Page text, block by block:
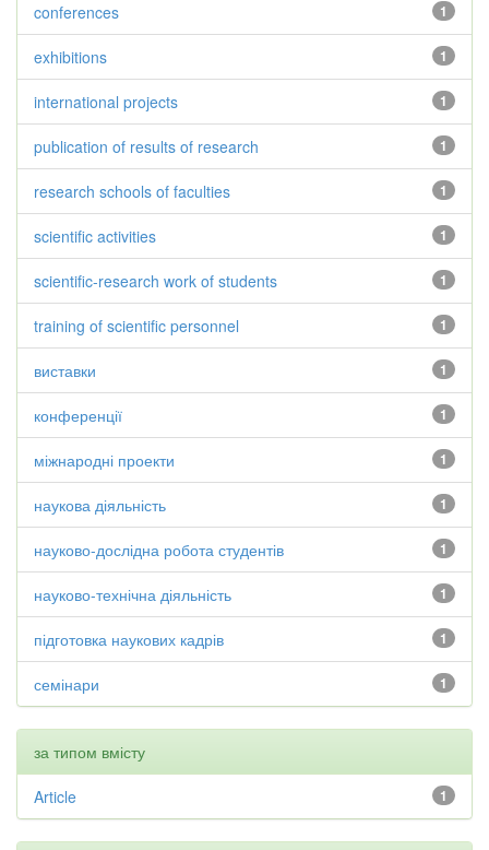
1
conferences
1
exhibitions
1
international projects
1
publication of results of research
1
research schools of faculties
1
scientific activities
1
scientific-research work of students
1
training of scientific personnel
1
виставки
1
конференції
1
міжнародні проекти
1
наукова діяльність
1
науково-дослідна робота студентів
1
науково-технічна діяльність
1
підготовка наукових кадрів
1
семінари
за типом вмісту
1
Article